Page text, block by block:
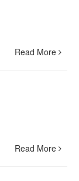
Read More
Read More